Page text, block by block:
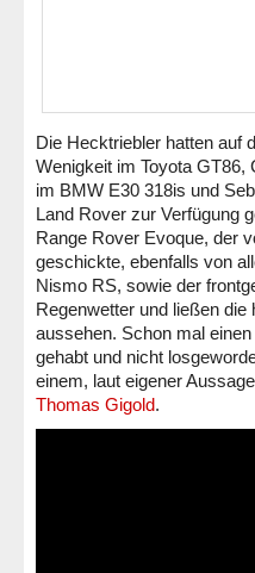
Die Hecktriebler hatten auf
Wenigkeit im Toyota
im BMW E30 318is und
Land Rover zur Verfügung
Range Rover Evoque, der
geschickte, ebenfalls von
Nismo RS, sowie der
Regenwetter und ließen
aussehen. Schon mal
gehabt und nicht
einem, laut eigener
Thomas Gigold.